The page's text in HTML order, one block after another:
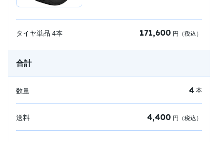
タイヤ単品 4本 171,600 円（税込）
合計
数量 4 本
送料 4,400 円（税込）